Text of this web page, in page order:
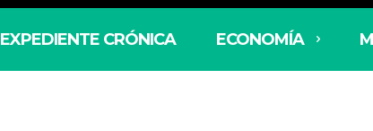
EXPEDIENTE CRÓNICA ECONOMÍA